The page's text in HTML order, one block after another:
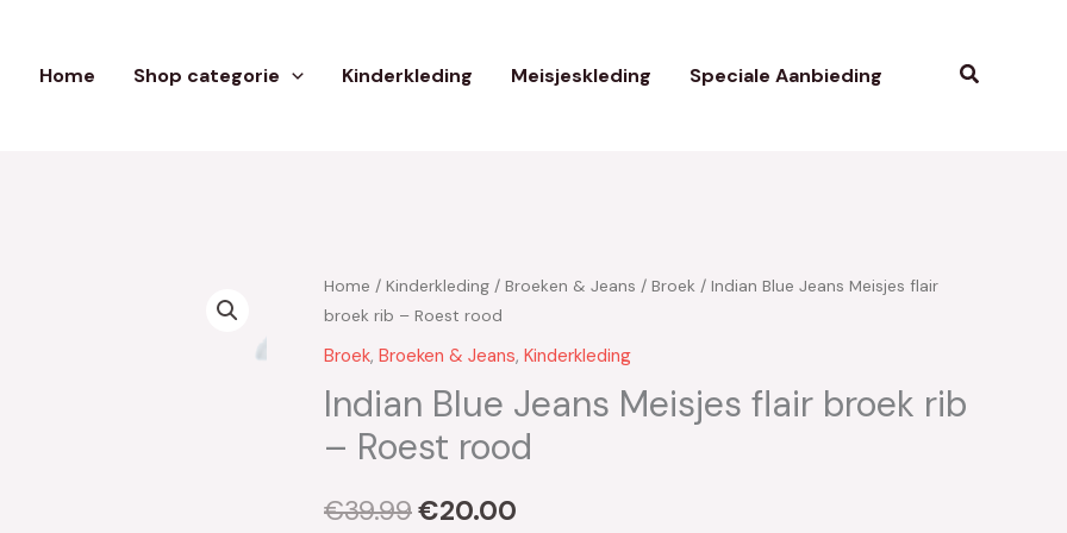
Home Shop categorie Kinderkleding Meisjeskleding Speciale Aanbieding Zoeken
Home / Kinderkleding / Broeken & Jeans / Broek / Indian Blue Jeans Meisjes flair
broek rib – Roest rood
Broek, Broeken & Jeans, Kinderkleding
Indian Blue Jeans Meisjes flair broek rib
– Roest rood
€39.99
Oorspronkelijke
prijs
was:
€39.99.
€20.00
Huidige
prijs
is:
€20.00.